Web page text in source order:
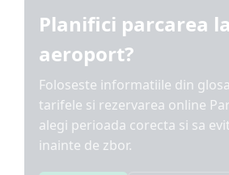
Planifici parcarea la
aeroport?
Foloseste informatiile din
tarifele si rezervarea online
alegi perioada corecta si sa
inainte de zbor.